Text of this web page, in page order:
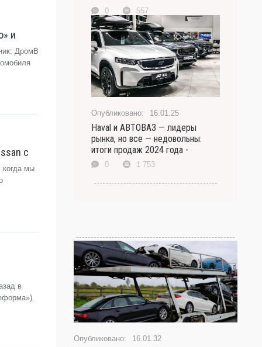
и
ДромВ
с
когда мы
в
0 557
16.01.25
Haval и АВТОВАЗ — лидеры
рынка, но все — недовольны:
итоги продаж 2024 года -
0 1 753
16.01.32